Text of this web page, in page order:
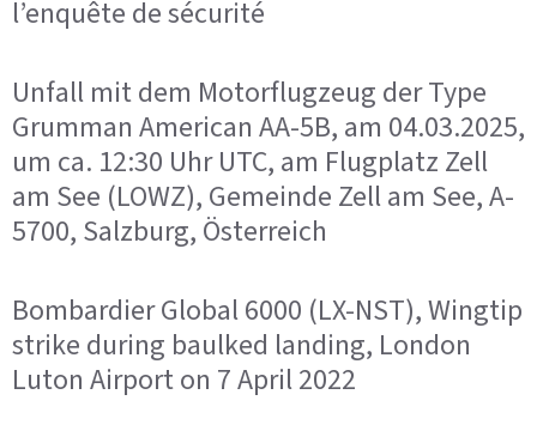
l’enquête de sécurité
Unfall mit dem Motorflugzeug der Type
Grumman American AA-5B, am 04.03.2025,
um ca. 12:30 Uhr UTC, am Flugplatz Zell
am See (LOWZ), Gemeinde Zell am See, A-
5700, Salzburg, Österreich
Bombardier Global 6000 (LX-NST), Wingtip
strike during baulked landing, London
Luton Airport on 7 April 2022